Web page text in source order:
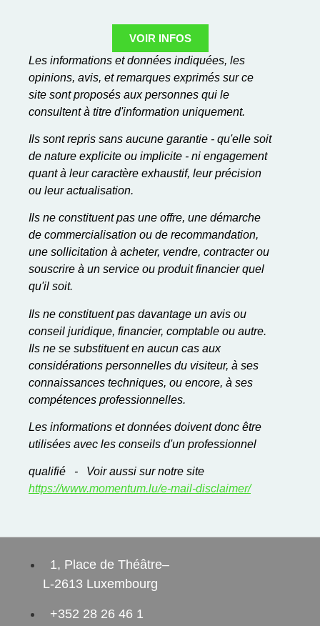
VOIR INFOS
Les informations et données indiquées, les
opinions, avis, et remarques exprimés sur ce
site sont proposés aux personnes qui le
consultent à titre d'information uniquement.
Ils sont repris sans aucune garantie - qu'elle soit
de nature explicite ou implicite - ni engagement
quant à leur caractère exhaustif, leur précision
ou leur actualisation.
Ils ne constituent pas une offre, une démarche
de commercialisation ou de recommandation,
une sollicitation à acheter, vendre, contracter ou
souscrire à un service ou produit financier quel
qu'il soit.
Ils ne constituent pas davantage un avis ou
conseil juridique, financier, comptable ou autre.
Ils ne se substituent en aucun cas aux
considérations personnelles du visiteur, à ses
connaissances techniques, ou encore, à ses
compétences professionnelles.
Les informations et données doivent donc être
utilisées avec les conseils d'un professionnel
qualifié - Voir aussi sur notre site
https://www.momentum.lu/e-mail-disclaimer/
1, Place de Théâtre–
L-2613 Luxembourg
+352 28 26 46 1